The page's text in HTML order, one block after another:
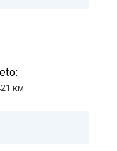
км